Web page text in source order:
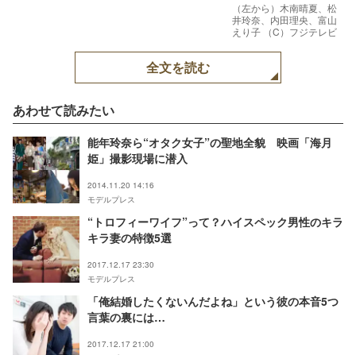
（左から）木南晴夏、松
井玲奈、内田理央、富山
えり子 （C）フジテレビ
全文を読む
あわせて読みたい
能年玲奈ら“オタク女子”の聖地全貌 映画「海月
姫」撮影現場に潜入
2014.11.20 14:16
モデルプレス
“トロフィーワイフ”って？ハイスペック男性のキラ
キラ妻の特徴5選
2017.12.17 23:30
モデルプレス
「俺結婚したくないんだよね」という彼の本音5つ
言葉の裏には…
2017.12.17 21:00